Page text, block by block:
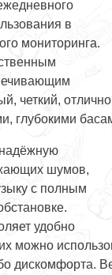
в
мониторинга.
четкий, отлично
глубокими
шумов,
с полным
удобно
можно
дискомфорта.